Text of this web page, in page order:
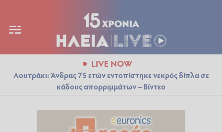
LIVE NOW
Λουτράκι: Άνδρας 75 ετών εντοπίστηκε νεκρός δίπλα σε
κάδους απορριμμάτων – Βίντεο